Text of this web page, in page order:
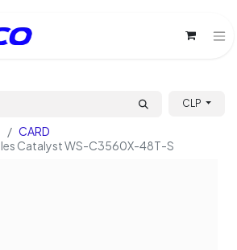
CLP
CARD
Catalyst WS-C3560X-48T-S